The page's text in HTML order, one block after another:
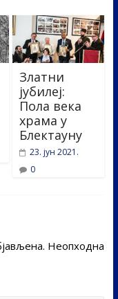
Златни
јубилеј:
Пола века
храма у
Блектауну
23. јун 2021.
0
Неопходна